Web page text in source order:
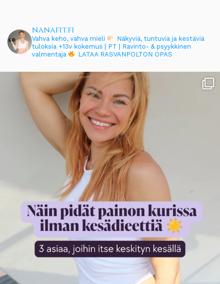
nanafit.fi
Vahva keho, vahva mieli
Näkyviä, tuntuvia ja kestäviä
tuloksia +13v kokemus | PT | Ravinto- & psyykkinen
valmentaja
LATAA RASVANPOLTON OPAS